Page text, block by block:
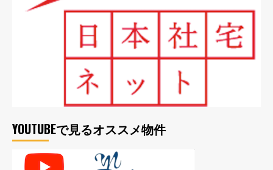
YOUTUBEで見るオススメ物件